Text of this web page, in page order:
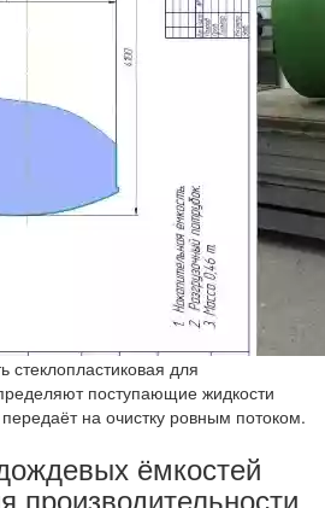
для
поступающие жидкости
на очистку ровным потоком.
ёмкостей
производительности